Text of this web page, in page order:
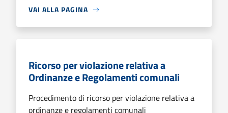
VAI ALLA PAGINA
Ricorso per violazione relativa a
Ordinanze e Regolamenti comunali
Procedimento di ricorso per violazione relativa a
ordinanze e regolamenti comunali